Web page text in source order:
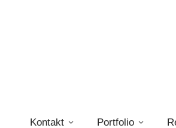
Kontakt Portfolio